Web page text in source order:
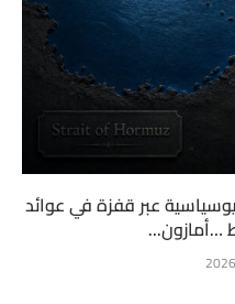
عبر قفزة في عوائد
…أمازون...